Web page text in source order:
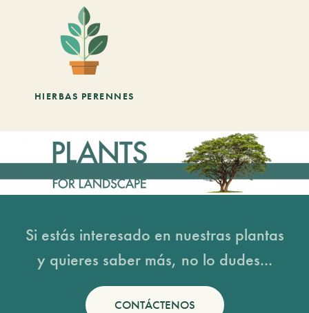
HIERBAS PERENNES
Si estás interesado en nuestras plantas
y quieres saber más, no lo dudes...
CONTÁCTENOS